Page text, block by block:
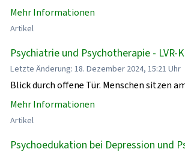
Mehr Informationen
Artikel
Psychiatrie und Psychotherapie - LVR-
Letzte Änderung: 18. Dezember 2024, 15:21 Uhr
Blick durch offene Tür. Menschen sitzen
Mehr Informationen
Artikel
Psychoedukation bei Depression und